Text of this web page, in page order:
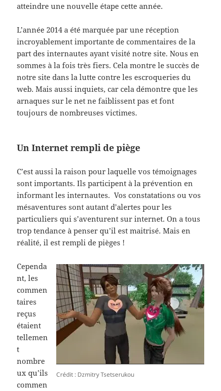
atteindre une nouvelle étape cette année.
L’année 2014 a été marquée par une réception
incroyablement importante de commentaires de la
part des internautes ayant visité notre site. Nous en
sommes à la fois très fiers. Cela montre le succès de
notre site dans la lutte contre les escroqueries du
web. Mais aussi inquiets, car cela démontre que les
arnaques sur le net ne faiblissent pas et font
toujours de nombreuses victimes.
Un Internet rempli de piège
C’est aussi la raison pour laquelle vos témoignages
sont importants. Ils participent à la prévention en
informant les internautes. Vos constatations ou vos
mésaventures sont autant d’alertes pour les
particuliers qui s’aventurent sur internet. On a tous
trop tendance à penser qu’il est maitrisé. Mais en
réalité, il est rempli de pièges !
Crédit : Dzmitry Tsetserukou
Cependa
nt, les
commen
taires
reçus
étaient
tellemen
t
nombre
ux qu’ils
commen